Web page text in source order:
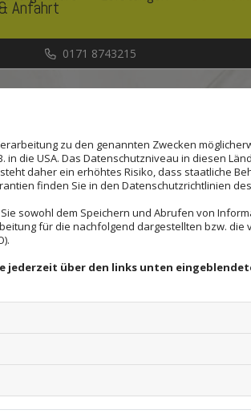
Anfahrt
0171 8743215
Download
zu den genannten Zwecken
in die USA. Das Datenschutzniveau in diesen
daher ein erhöhtes Risiko, dass staatliche
finden Sie in den Datenschutzrichtlinien
Sie sowohl dem Speichern und Abrufen von
für die nachfolgend dargestellten bzw. die
jederzeit über den links unten